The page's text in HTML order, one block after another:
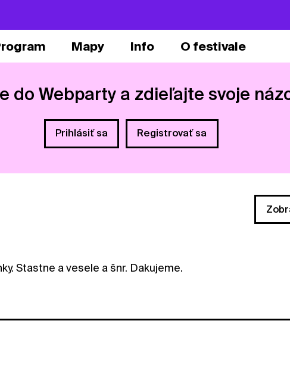
Mapy Info O festivale
do Webparty a zdieľajte svoje
Prihlásiť sa Registrovať sa
Stastne a vesele a šnr. Dakujeme.